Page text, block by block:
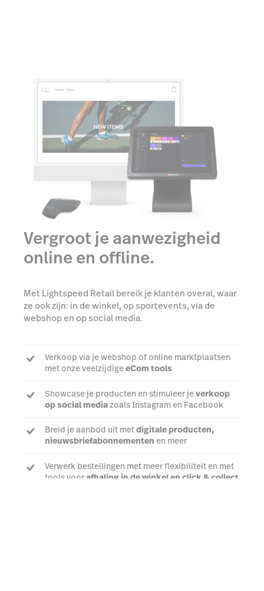
Vergroot je aanwezigheid
online en offline.
Met Lightspeed Retail bereik je klanten overal, waar
ze ook zijn: in de winkel, op sportevents, via de
webshop en op social media.
Verkoop via je webshop of online marktplaatsen
met onze veelzijdigeeCom tools
Showcase je producten en stimuleer jeverkoop
op social mediazoals Instagram en Facebook
Breid je aanbod uit metdigitale producten,
nieuwsbriefabonnementen en meer
Verwerk bestellingen met meer flexibiliteit en met
tools voorafhaling in de winkel en click & collect